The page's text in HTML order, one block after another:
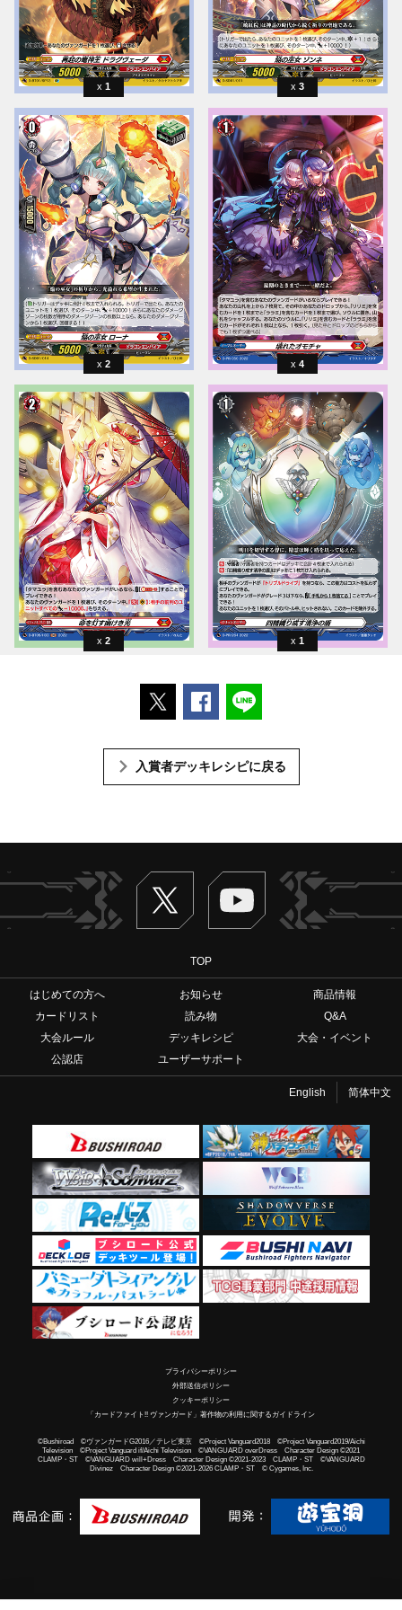
1 3
2 4
2 1
ポストするFacebookでシェアする
入賞者デッキレシピに戻る
Twitter ヴァンガードch
TOP
はじめての方へ お知らせ
商品情報
カードリスト
読み物
Q&A
大会ルール
デッキレシピ
大会・イベント
公認店
ユーザーサポート
English 简体中文
プライバシーポリシー
外部送信ポリシー
クッキーポリシー
「カードファイト!! ヴァンガード」著作物の利用に関するガイドライン
©Bushiroad ©ヴァンガードG2016／テレビ東京 ©Project Vanguard2018 ©Project Vanguard2019/Aichi
Television ©Project Vanguard if/Aichi Television ©VANGUARD overDress Character Design ©2021
CLAMP・ST ©VANGUARD will+Dress Character Design ©2021-2023 CLAMP・ST ©VANGUARD
Divinez Character Design ©2021-2026 CLAMP・ST © Cygames, Inc.